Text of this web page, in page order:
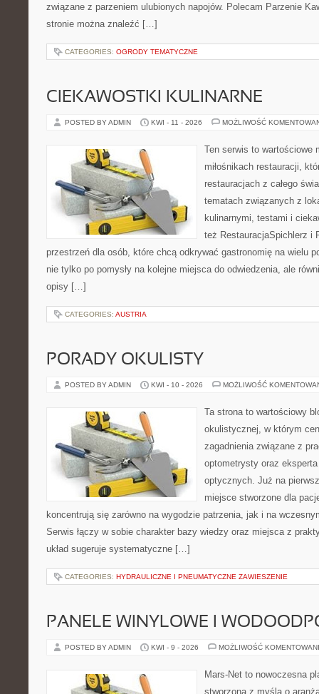
związane z parzeniem ulubionych napojów. Polecam Parzenie
stronie można znaleźć […]
CATEGORIES: OGRODY TEMATYCZNE
CIEKAWOSTKI KULINARNE
POSTED BY ADMIN KWI - 11 - 2026 MOŻLIWOŚĆ
Ten serwis to wartościowe
miłośnikach restauracji,
restauracjach z całego
tematach związanych z
kulinarnymi, testami i
też RestauracjaSpichlerz i
przestrzeń dla osób, które chcą odkrywać gastronomię na wielu
nie tylko po pomysły na kolejne miejsca do odwiedzenia, ale
opisy […]
CATEGORIES: AUSTRIA
PORADY OKULISTY
POSTED BY ADMIN KWI - 10 - 2026 MOŻLIWOŚĆ
Ta strona to wartościowy
okulistycznej, w którym
zagadnienia związane z
optometrysty oraz
optycznych. Już na
miejsce stworzone dla
koncentrują się zarówno na wygodzie patrzenia, jak i na
Serwis łączy w sobie charakter bazy wiedzy oraz miejsca z
układ sugeruje systematyczne […]
CATEGORIES: HYDRAULICZNE I PNEUMATYCZNE ZAWIESZENIE
PANELE WINYLOWE I
POSTED BY ADMIN KWI - 9 - 2026 MOŻLIWOŚĆ
Mars-Net to nowoczesna
stworzona z myślą o